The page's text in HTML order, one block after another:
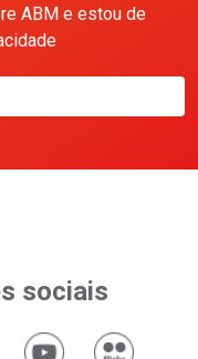
ABM e estou de
sociais